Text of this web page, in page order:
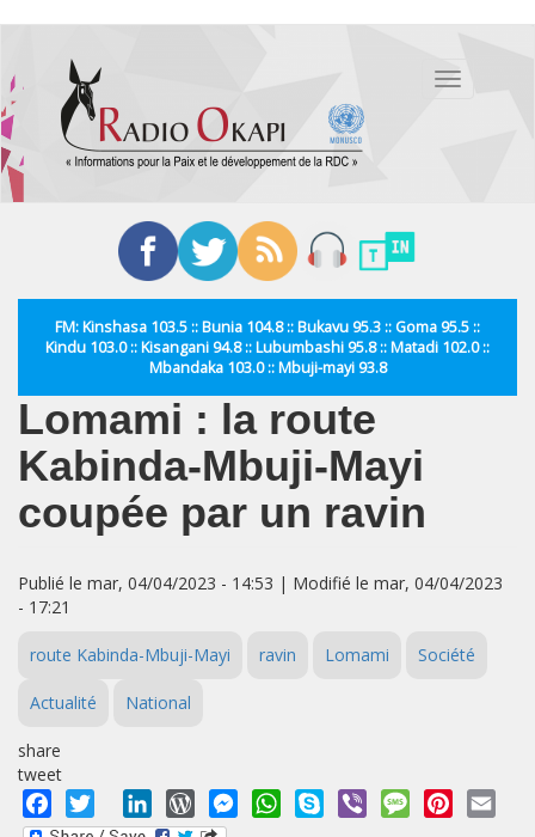
contenu
principal
Toggle
FM: Kinshasa 103.5 :: Bunia 104.8 :: Bukavu 95.3 :: Goma 95.5 ::
Kindu 103.0 :: Kisangani 94.8 :: Lubumbashi 95.8 :: Matadi 102.0 ::
Mbandaka 103.0 :: Mbuji-mayi 93.8
Lomami : la route
Kabinda-Mbuji-Mayi
coupée par un ravin
Publié le mar, 04/04/2023 - 14:53 | Modifié le mar, 04/04/2023
- 17:21
route Kabinda-Mbuji-Mayi ravin Lomami Société
Actualité National
share
tweet
Facebook
Twitter LinkedInWordPressMessengerWhatsApp
Skype Viber MessagePinterest